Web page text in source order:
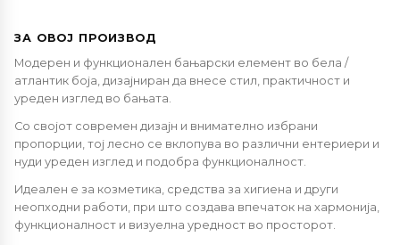
ЗА ОВОЈ ПРОИЗВОД
Модерен и функционален бањарски елемент во бела /
атлантик боја, дизајниран да внесе стил, практичност и
уреден изглед во бањата.
Со својот современ дизајн и внимателно избрани
пропорции, тој лесно се вклопува во различни ентериери и
нуди уреден изглед и подобра функционалност.
Идеален е за козметика, средства за хигиена и други
неопходни работи, при што создава впечаток на хармонија,
функционалност и визуелна уредност во просторот.